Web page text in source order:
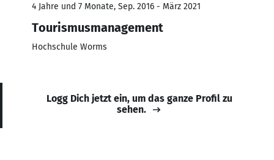
4 Jahre und 7 Monate, Sep. 2016 - März 2021
Tourismusmanagement
Hochschule Worms
Logg Dich jetzt ein, um das ganze Profil zu
sehen.